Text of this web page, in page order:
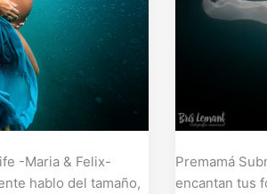
-Maria & Felix-
hablo del tamaño,
Premamá
encantan tus